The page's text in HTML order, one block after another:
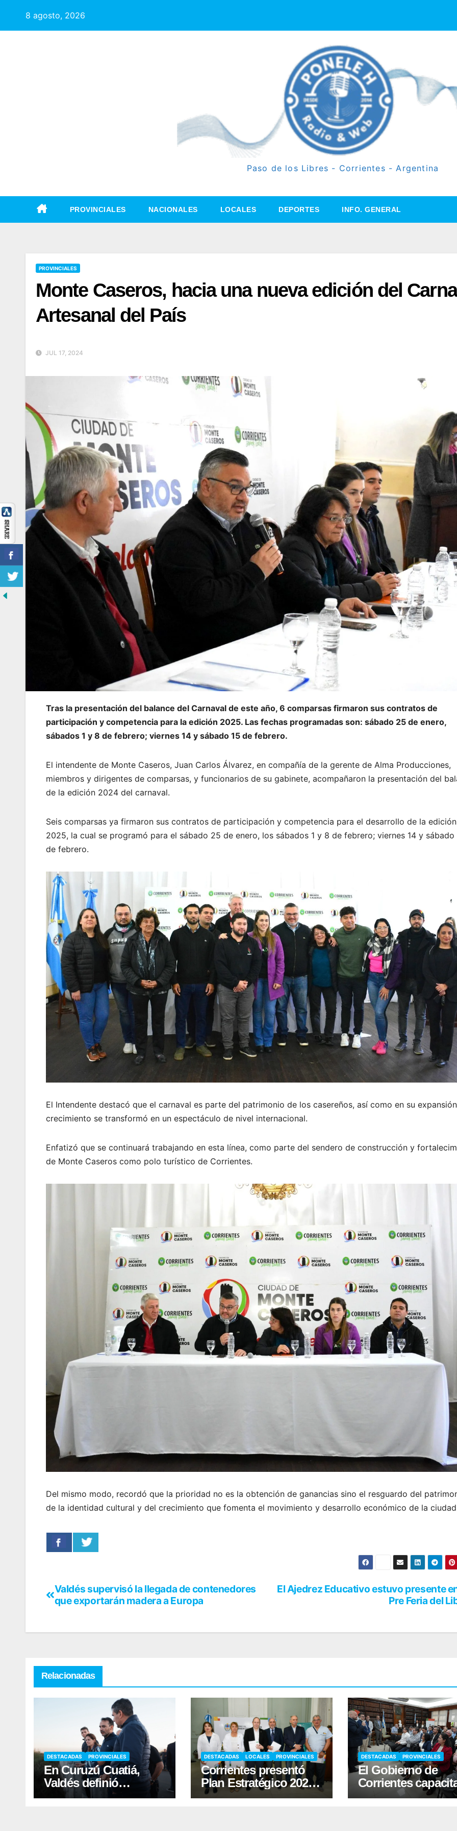
8 agosto, 2026
Paso de los Libres - Corrientes - Argentina
PROVINCIALES NACIONALES LOCALES DEPORTES INFO. GENERAL
PROVINCIALES
Monte Caseros, hacia una nueva edición del
Artesanal del País
JUL 17, 2024
Tras la presentación del balance del Carnaval de este año, 6 comparsas firmaron sus contratos de
participación y competencia para la edición 2025. Las fechas programadas son: sábado 25 de enero,
sábados 1 y 8 de febrero; viernes 14 y sábado 15 de febrero.
El intendente de Monte Caseros, Juan Carlos Álvarez, en compañía de la gerente de Alma Producciones,
miembros y dirigentes de comparsas, y funcionarios de su gabinete, acompañaron la presentación del
de la edición 2024 del carnaval.
Seis comparsas ya firmaron sus contratos de participación y competencia para el desarrollo de la edición
2025, la cual se programó para el sábado 25 de enero, los sábados 1 y 8 de febrero; viernes 14 y sábado
de febrero.
El Intendente destacó que el carnaval es parte del patrimonio de los casereños, así como en su
crecimiento se transformó en un espectáculo de nivel internacional.
Enfatizó que se continuará trabajando en esta línea, como parte del sendero de construcción y
de Monte Caseros como polo turístico de Corrientes.
Del mismo modo, recordó que la prioridad no es la obtención de ganancias sino el resguardo del
de la identidad cultural y del crecimiento que fomenta el movimiento y desarrollo económico de la
El Ajedrez Educativo estuvo presente
Pre Feria del
Valdés supervisó la llegada de contenedores
que exportarán madera a Europa
Relacionadas
DESTACADAS PROVINCIALES
En Curuzú Cuatiá,
Valdés definió
acciones para
DESTACADAS LOCALES PROVINCIALES
Corrientes presentó
Plan Estratégico 2026-
2030 para fortalecer la
DESTACADAS PROVINCIALES
El Gobierno de
Corrientes
Municipios en